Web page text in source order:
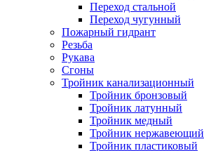
Переход стальной
Переход чугунный
Пожарный гидрант
Резьба
Рукава
Сгоны
Тройник канализационный
Тройник бронзовый
Тройник латунный
Тройник медный
Тройник нержавеющий
Тройник пластиковый